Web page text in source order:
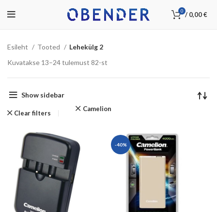
0 / 0,00€
Esileht Tooted
Lehekülg 2
Kuvatakse 13–24 tulemust 82-st
Show sidebar
Clear filters
Camelion
-40%